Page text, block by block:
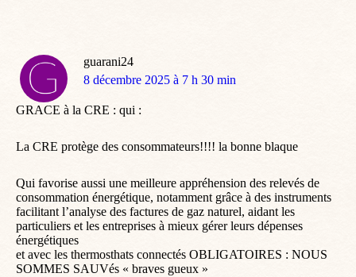
guarani24
dit
8 décembre 2025 à 7 h 30 min
GRACE à la CRE : qui :
La CRE protège des consommateurs!!!! la bonne blaque
Qui favorise aussi une meilleure appréhension des relevés de
consommation énergétique, notamment grâce à des instruments
facilitant l’analyse des factures de gaz naturel, aidant les
particuliers et les entreprises à mieux gérer leurs dépenses
énergétiques
et avec les thermosthats connectés OBLIGATOIRES : NOUS
SOMMES SAUVés « braves gueux »